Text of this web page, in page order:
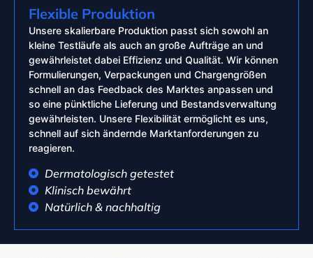
Flexible Produktion
Unsere skalierbare Produktion passt sich sowohl an
kleine Testläufe als auch an große Aufträge an und
gewährleistet dabei Effizienz und Qualität. Wir können
Formulierungen, Verpackungen und Chargengrößen
schnell an das Feedback des Marktes anpassen und
so eine pünktliche Lieferung und Bestandsverwaltung
gewährleisten. Unsere Flexibilität ermöglicht es uns,
schnell auf sich ändernde Marktanforderungen zu
reagieren.
Dermatologisch getestet
Klinisch bewährt
Natürlich & nachhaltig